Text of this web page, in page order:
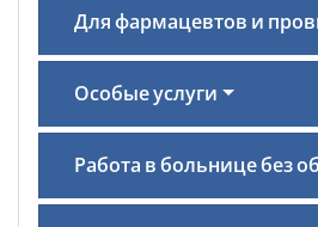
Для фармацевтов и
Особые услуги
Работа в больнице без